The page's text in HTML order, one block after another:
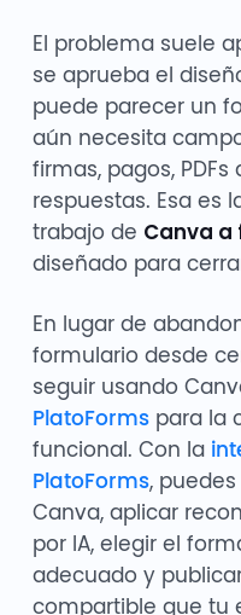
El problema suele
se aprueba el
puede parecer un
aún necesita
firmas, pagos,
respuestas. Esa es
trabajo de Canva a
diseñado para
En lugar de
formulario desde
seguir usando
PlatoFormspara la
funcional. Con la
PlatoForms,
Canva, aplicar
por IA, elegir el
adecuado y
compartible que tu